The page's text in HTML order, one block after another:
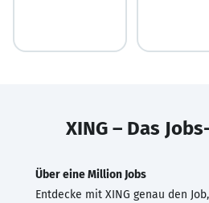
XING – Das
Über eine Million Jobs
Entdecke mit XING genau den